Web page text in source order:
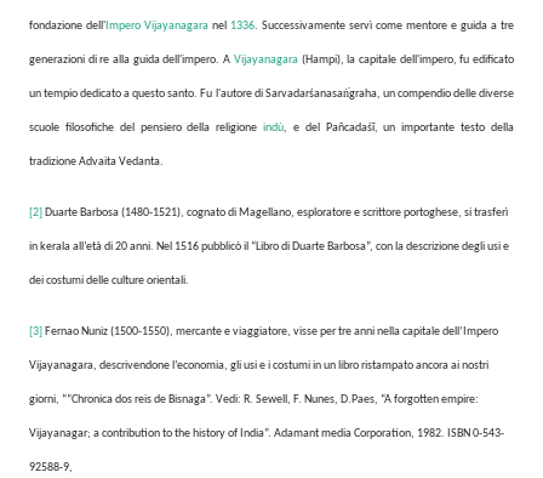
fondazione dell' Impero Vijayanagara nel 1336. Successivamente servì come mentore e guida a tre
generazioni di re alla guida dell'impero. A Vijayanagara(Hampi), la capitale dell'impero, fu edificato
un tempio dedicato a questo santo. Fu l'autore di Sarvadarśanasaṅ̇graha, un compendio delle diverse
scuole filosofiche del pensiero della religioneindù, e del Pañcadaśī, un importante testo della
tradizione Advaita Vedanta.
[2] Duarte Barbosa (1480-1521), cognato di Magellano, esploratore e scrittore portoghese, si trasferì
in kerala all’età di 20 anni. Nel 1516 pubblicò il “Libro di Duarte Barbosa”, con la descrizione degli usi e
dei costumi delle culture orientali.
[3] Fernao Nuniz (1500-1550), mercante e viaggiatore, visse per tre anni nella capitale dell’Impero
Vijayanagara, descrivendone l’economia, gli usi e i costumi in un libro ristampato ancora ai nostri
giorni, “”Chronica dos reis de Bisnaga”. Vedi: R. Sewell, F. Nunes, D.Paes, “A forgotten empire:
Vijayanagar; a contribution to the history of India”. Adamant media Corporation, 1982. ISBN 0-543-
92588-9,